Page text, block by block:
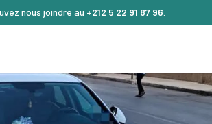
nous joindre au +212 5 22 91 87 96